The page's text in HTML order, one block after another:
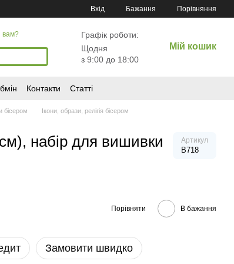
Вхід Бажання Порівняння
вам?
Графік роботи:
Щодня
з 9:00 до 18:00
Мій кошик
Контакти Статті
бісером
Ікони, образи, релігія бісером
набір для вишивки
Артикул
В718
Порівняти В бажання
Замовити швидко